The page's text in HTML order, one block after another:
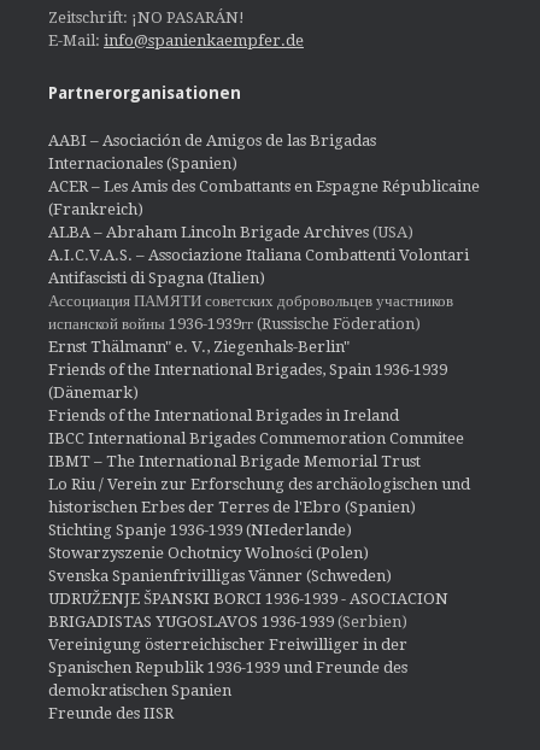
Zeitschrift: ¡NO PASARÁN!
E-Mail: info@spanienkaempfer.de
Partnerorganisationen
AABI – Asociación de Amigos de las Brigadas
Internacionales (Spanien)
ACER – Les Amis des Combattants en Espagne Républicaine
(Frankreich)
ALBA – Abraham Lincoln Brigade Archives (USA)
A.I.C.V.A.S. – Associazione Italiana Combattenti Volontari
Antifascisti di Spagna (Italien)
Ассоциация ПАМЯТИ советских добровольцев участников
испанской войны 1936-1939гг (Russische Föderation)
Ernst Thälmann" e. V., Ziegenhals-Berlin"
Friends of the International Brigades, Spain 1936-1939
(Dänemark)
Friends of the International Brigades in Ireland
IBCC International Brigades Commemoration Commitee
IBMT – The International Brigade Memorial Trust
Lo Riu / Verein zur Erforschung des archäologischen und
historischen Erbes der Terres de l'Ebro (Spanien)
Stichting Spanje 1936-1939 (NIederlande)
Stowarzyszenie Ochotnicy Wolności (Polen)
Svenska Spanienfrivilligas Vänner (Schweden)
UDRUŽENJE ŠPANSKI BORCI 1936-1939 - ASOCIACION
BRIGADISTAS YUGOSLAVOS 1936-1939 (Serbien)
Vereinigung österreichischer Freiwilliger in der
Spanischen Republik 1936-1939 und Freunde des
demokratischen Spanien
Freunde des IISR